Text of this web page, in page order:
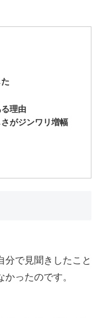
理由
がジンワリ増幅
分で見聞きしたこと
ったのです。